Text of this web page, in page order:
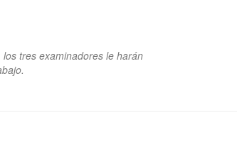
tres examinadores le harán